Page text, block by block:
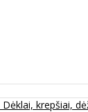
Dėklai, krepšiai,